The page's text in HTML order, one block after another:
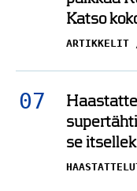
Katso
ARTIKKELIT
se